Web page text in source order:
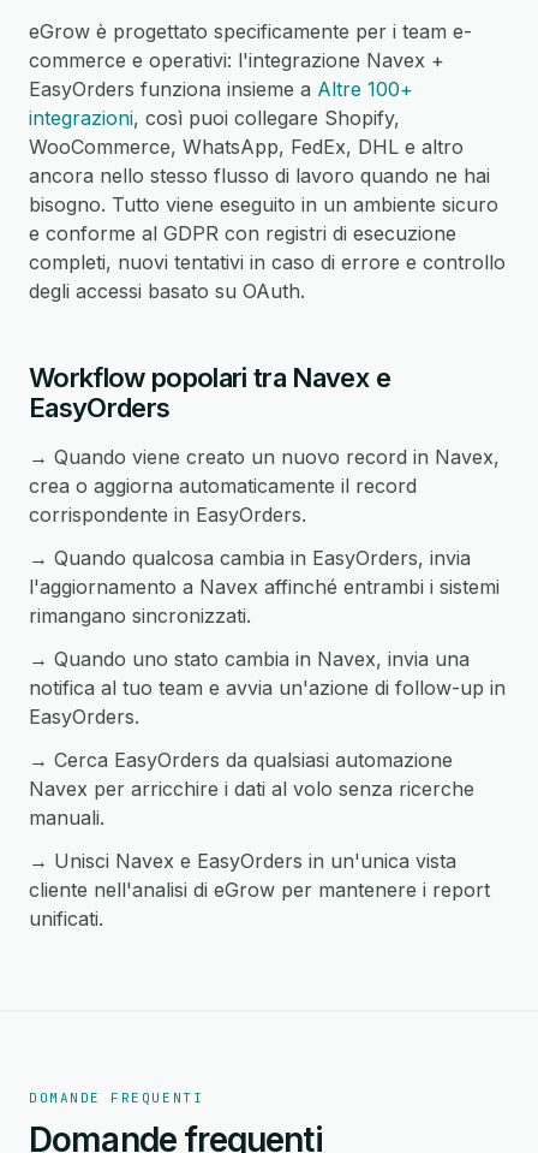
eGrow è progettato specificamente per i team e-
commerce e operativi: l'integrazione Navex +
EasyOrders funziona insieme a Altre 100+
integrazioni, così puoi collegare Shopify,
WooCommerce, WhatsApp, FedEx, DHL e altro
ancora nello stesso flusso di lavoro quando ne hai
bisogno. Tutto viene eseguito in un ambiente sicuro
e conforme al GDPR con registri di esecuzione
completi, nuovi tentativi in caso di errore e controllo
degli accessi basato su OAuth.
Workflow popolari tra Navex e
EasyOrders
→ Quando viene creato un nuovo record in Navex,
crea o aggiorna automaticamente il record
corrispondente in EasyOrders.
→ Quando qualcosa cambia in EasyOrders, invia
l'aggiornamento a Navex affinché entrambi i sistemi
rimangano sincronizzati.
→ Quando uno stato cambia in Navex, invia una
notifica al tuo team e avvia un'azione di follow-up in
EasyOrders.
→ Cerca EasyOrders da qualsiasi automazione
Navex per arricchire i dati al volo senza ricerche
manuali.
→ Unisci Navex e EasyOrders in un'unica vista
cliente nell'analisi di eGrow per mantenere i report
unificati.
DOMANDE FREQUENTI
Domande frequenti